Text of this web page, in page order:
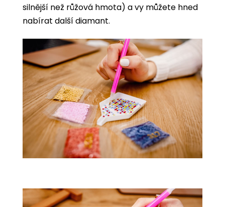
silnější než růžová hmota) a vy můžete hned
nabírat další diamant.